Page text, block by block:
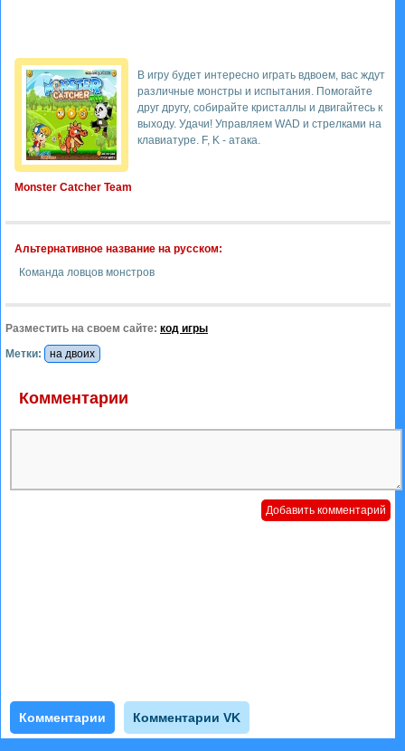
Monster Catcher Team
В игру будет интересно играть вдвоем, вас ждут
различные монстры и испытания. Помогайте
друг другу, собирайте кристаллы и двигайтесь к
выходу. Удачи! Управляем WAD и стрелками на
клавиатуре. F, K - атака.
Альтернативное название на русском:
Команда ловцов монстров
Разместить на своем сайте: код игры
Метки:
на двоих
Комментарии
Комментарии Комментарии VK